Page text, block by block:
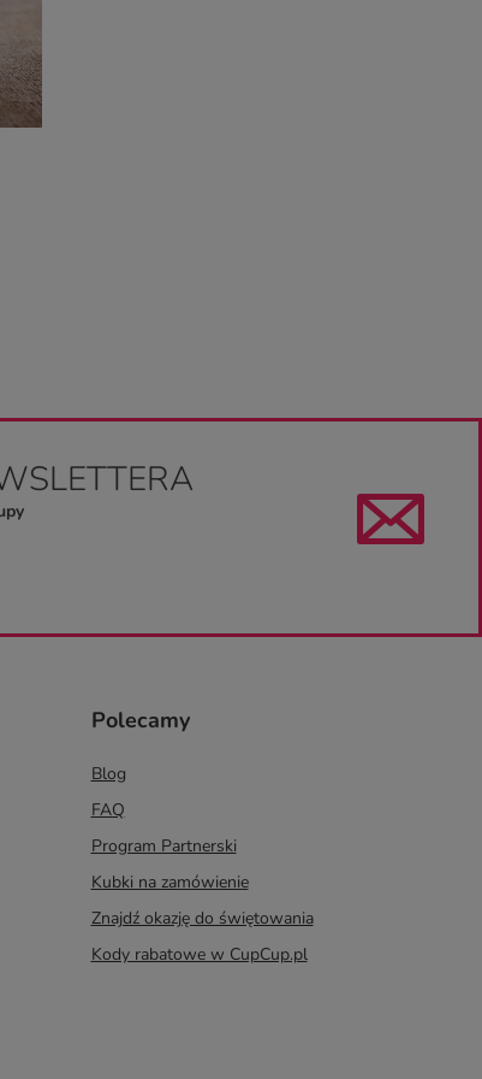
Polecamy
Blog
FAQ
Program Partnerski
Kubki na zamówienie
Znajdź okazję do świętowania
Kody rabatowe w CupCup.pl